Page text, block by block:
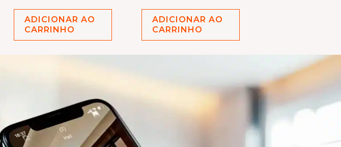
ADICIONAR AO
CARRINHO
ADICIONAR AO
CARRINHO